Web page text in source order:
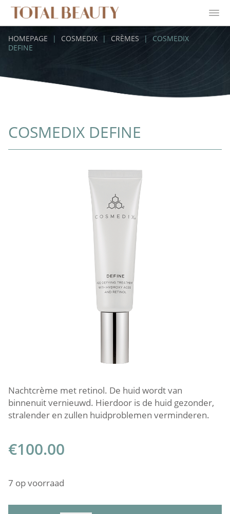
HOMEPAGE | COSMEDIX | CRÈMES |
COSMEDIX
DEFINE
COSMEDIX DEFINE
Nachtcrème met retinol. De huid wordt van
binnenuit vernieuwd. Hierdoor is de huid gezonder,
stralender en zullen huidproblemen verminderen.
€100.00
7 op voorraad